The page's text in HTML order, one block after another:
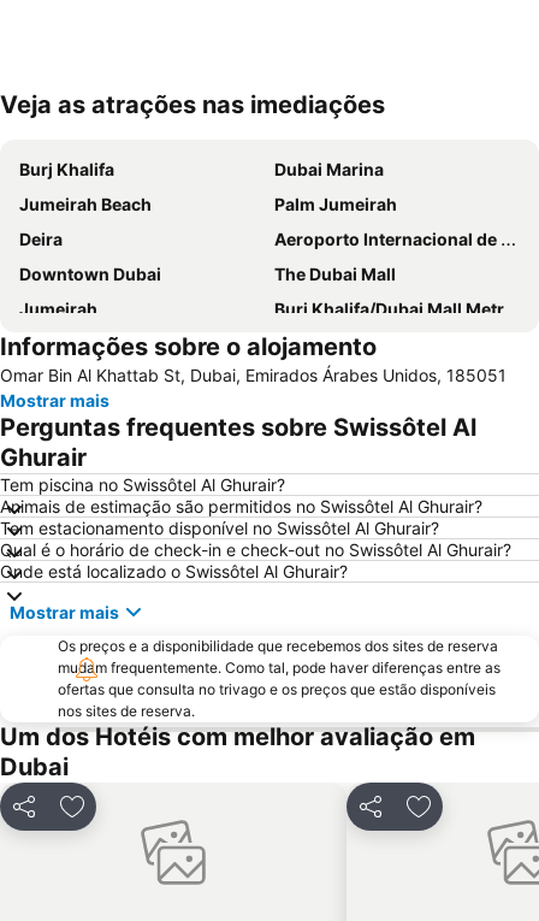
Ampliar mapa
Veja as atrações nas imediações
Burj Khalifa
Dubai Marina
Jumeirah Beach
Palm Jumeirah
Deira
Aeroporto Internacional de Dubai
Downtown Dubai
The Dubai Mall
Jumeirah
Burj Khalifa/Dubai Mall Metro Station
Dubai World Trade Centre
Al Barsha Dubai
Business Bay
Dubai Festival City
Deira City Centre Metro Station
Sheikh Zayed Road
Deira City Center Mall
Bur Dubai
Burj KhalifaDubai Mall Metro Station
Dubai Metro
Al Rigga
Dubai Creek
GULFOOD EXHIBITION
Airport Terminal 3 Metro Station
Al Qusais
Sharjah City Center
DMCC Metro Station
DUBAI INTERNATIONAL BOAT SHOW
Business Bay Metro Station
Mall of the Emirates
Dubai Marina Mall
Dubai Museum
World Trade Centre Metro Station
Dubai Media City
Al Maktoum International Airport
The Dubai Fountain
Wild Wadi Waterpark
Souk Madinat Jumeirah
Informações sobre o alojamento
Omar Bin Al Khattab St, Dubai, Emirados Árabes Unidos, 185051
Mostrar mais
Perguntas frequentes sobre Swissôtel Al
Ghurair
Tem piscina no Swissôtel Al Ghurair?
Animais de estimação são permitidos no Swissôtel Al Ghurair?
Tem estacionamento disponível no Swissôtel Al Ghurair?
Qual é o horário de check-in e check-out no Swissôtel Al Ghurair?
Onde está localizado o Swissôtel Al Ghurair?
Mostrar mais
Os preços e a disponibilidade que recebemos dos sites de reserva
mudam frequentemente. Como tal, pode haver diferenças entre as
ofertas que consulta no trivago e os preços que estão disponíveis
nos sites de reserva.
Um dos Hotéis com melhor avaliação em
Dubai
PartilharAdicionar aos favoritos PartilharAdicionar